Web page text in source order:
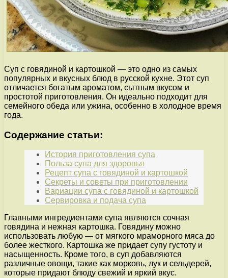
Суп с говядиной и картошкой — это одно из самых
популярных и вкусных блюд в русской кухне. Этот суп
отличается богатым ароматом, сытным вкусом и
простотой приготовления. Он идеально подходит для
семейного обеда или ужина, особенно в холодное время
года.
Содержание статьи:
История приготовления супа
Польза супа для здоровья
Рецепт супа с говядиной и картошкой
Секреты и советы при приготовлении
Вариации супа с говядиной и картошкой
Сервировка и подача супа
Главными ингредиентами супа являются сочная
говядина и нежная картошка. Говядину можно
использовать любую — от мягкого мраморного мяса до
более жесткого. Картошка же придает супу густоту и
насыщенность. Кроме того, в суп добавляются
различные овощи, такие как морковь, лук и сельдерей,
которые придают блюду свежий и яркий вкус.